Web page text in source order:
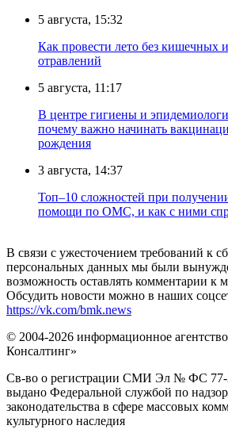
5 августа, 15:32
Как провести лето без
отравлений
5 августа, 11:17
В центре гигиены и
почему важно начинать
рождения
3 августа, 14:37
Топ–10 сложностей при
помощи по ОМС, и как с ними
В связи с ужесточением требований к
персональных данных мы были
возможность оставлять комментарии к
Обсудить новости можно в наших
https://vk.com/bmk.news
© 2004-2026 информационное
Консалтинг»
Св-во о регистрации СМИ Эл № ФС 77-
выдано Федеральной службой по
законодательства в сфере массовых
культурного наследия